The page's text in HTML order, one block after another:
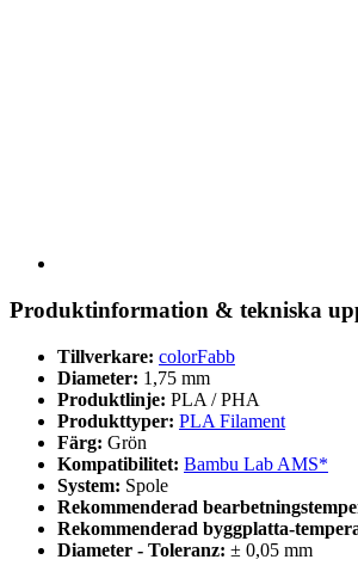
Produktinformation & tekniska
Tillverkare: colorFabb
Diameter: 1,75 mm
Produktlinje: PLA / PHA
Produkttyper: PLA Filament
Färg: Grön
Kompatibilitet: Bambu Lab AMS*
System: Spole
Rekommenderad
Rekommenderad byggplatta-
Diameter - Toleranz: ± 0,05 mm